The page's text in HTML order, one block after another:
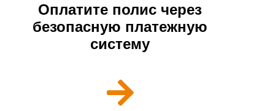
Оплатите полис через
безопасную платежную
систему